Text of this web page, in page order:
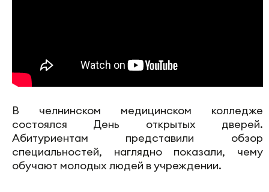
В челнинском медицинском колледже
состоялся День открытых дверей.
Абитуриентам представили обзор
специальностей, наглядно показали, чему
обучают молодых людей в учреждении.